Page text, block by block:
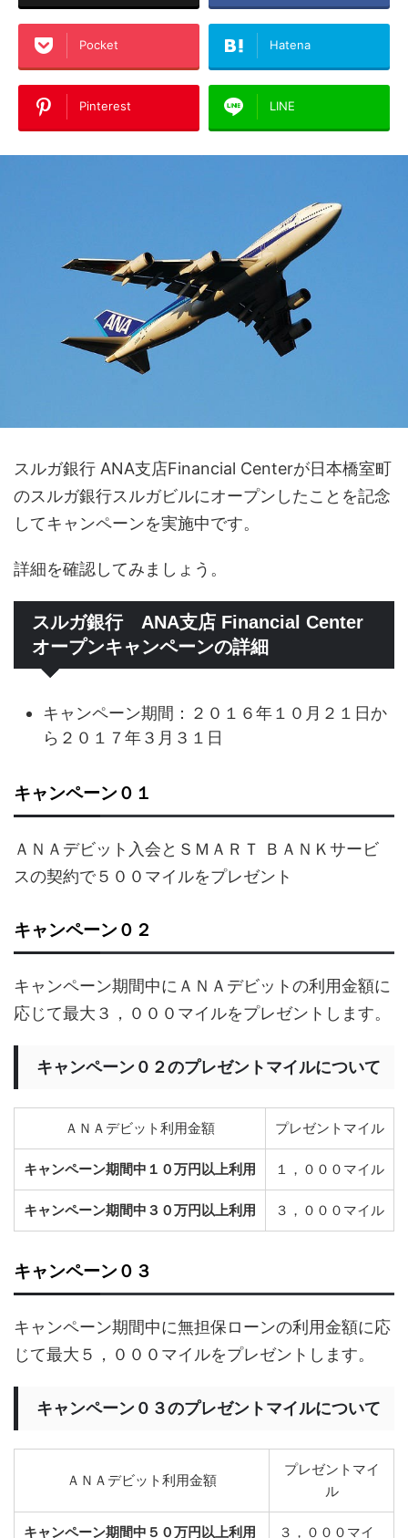
Pocket Hatena
Pinterest LINE
スルガ銀行 ANA支店Financial Centerが日本橋室町
のスルガ銀行スルガビルにオープンしたことを記念
してキャンペーンを実施中です。
詳細を確認してみましょう。
スルガ銀行 ANA支店 Financial Center
オープンキャンペーンの詳細
キャンペーン期間：２０１６年１０月２１日か
ら２０１７年３月３１日
キャンペーン０１
ＡＮＡデビット入会とＳＭＡＲＴ ＢＡＮＫサービ
スの契約で５００マイルをプレゼント
キャンペーン０２
キャンペーン期間中にＡＮＡデビットの利用金額に
応じて最大３，０００マイルをプレゼントします。
キャンペーン０２のプレゼントマイルについて
ＡＮＡデビット利用金額 プレゼントマイル
キャンペーン期間中１０万円以上利用 １，０００マイル
キャンペーン期間中３０万円以上利用 ３，０００マイル
キャンペーン０３
キャンペーン期間中に無担保ローンの利用金額に応
じて最大５，０００マイルをプレゼントします。
キャンペーン０３のプレゼントマイルについて
ＡＮＡデビット利用金額
プレゼントマイ
ル
キャンペーン期間中５０万円以上利用 ３，０００マイ